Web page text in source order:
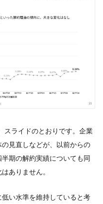
スライドのとおりです。企業
見直しなどが、以前からの
期の解約実績についても同
ありません。
い水準を維持していると考